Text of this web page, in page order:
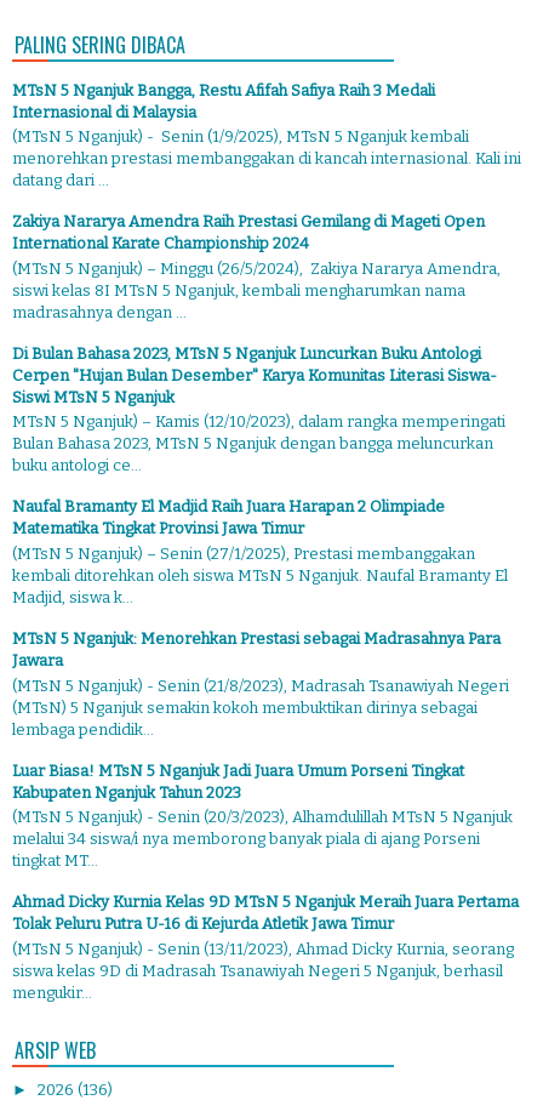
PALING SERING DIBACA
MTsN 5 Nganjuk Bangga, Restu Afifah Safiya Raih 3 Medali
Internasional di Malaysia
(MTsN 5 Nganjuk) - Senin (1/9/2025), MTsN 5 Nganjuk kembali
menorehkan prestasi membanggakan di kancah internasional. Kali ini
datang dari ...
Zakiya Nararya Amendra Raih Prestasi Gemilang di Mageti Open
International Karate Championship 2024
(MTsN 5 Nganjuk) – Minggu (26/5/2024), Zakiya Nararya Amendra,
siswi kelas 8I MTsN 5 Nganjuk, kembali mengharumkan nama
madrasahnya dengan ...
Di Bulan Bahasa 2023, MTsN 5 Nganjuk Luncurkan Buku Antologi
Cerpen "Hujan Bulan Desember" Karya Komunitas Literasi Siswa-
Siswi MTsN 5 Nganjuk
MTsN 5 Nganjuk) – Kamis (12/10/2023), dalam rangka memperingati
Bulan Bahasa 2023, MTsN 5 Nganjuk dengan bangga meluncurkan
buku antologi ce...
Naufal Bramanty El Madjid Raih Juara Harapan 2 Olimpiade
Matematika Tingkat Provinsi Jawa Timur
(MTsN 5 Nganjuk) – Senin (27/1/2025), Prestasi membanggakan
kembali ditorehkan oleh siswa MTsN 5 Nganjuk. Naufal Bramanty El
Madjid, siswa k...
MTsN 5 Nganjuk: Menorehkan Prestasi sebagai Madrasahnya Para
Jawara
(MTsN 5 Nganjuk) - Senin (21/8/2023), Madrasah Tsanawiyah Negeri
(MTsN) 5 Nganjuk semakin kokoh membuktikan dirinya sebagai
lembaga pendidik...
Luar Biasa! MTsN 5 Nganjuk Jadi Juara Umum Porseni Tingkat
Kabupaten Nganjuk Tahun 2023
(MTsN 5 Nganjuk) - Senin (20/3/2023), Alhamdulillah MTsN 5 Nganjuk
melalui 34 siswa/i nya memborong banyak piala di ajang Porseni
tingkat MT...
Ahmad Dicky Kurnia Kelas 9D MTsN 5 Nganjuk Meraih Juara Pertama
Tolak Peluru Putra U-16 di Kejurda Atletik Jawa Timur
(MTsN 5 Nganjuk) - Senin (13/11/2023), Ahmad Dicky Kurnia, seorang
siswa kelas 9D di Madrasah Tsanawiyah Negeri 5 Nganjuk, berhasil
mengukir...
ARSIP WEB
► 2026 (136)